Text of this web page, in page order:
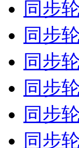
同步
同步
同步
同步
同步
同步